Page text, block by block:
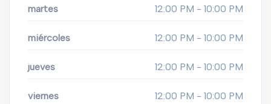
martes 12:00 PM - 10:00 PM
miércoles 12:00 PM - 10:00 PM
jueves 12:00 PM - 10:00 PM
viernes 12:00 PM - 10:00 PM